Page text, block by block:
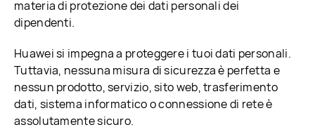
materia di protezione dei dati personali dei
dipendenti.
Huawei si impegna a proteggere i tuoi dati personali.
Tuttavia, nessuna misura di sicurezza è perfetta e
nessun prodotto, servizio, sito web, trasferimento
dati, sistema informatico o connessione di rete è
assolutamente sicuro.